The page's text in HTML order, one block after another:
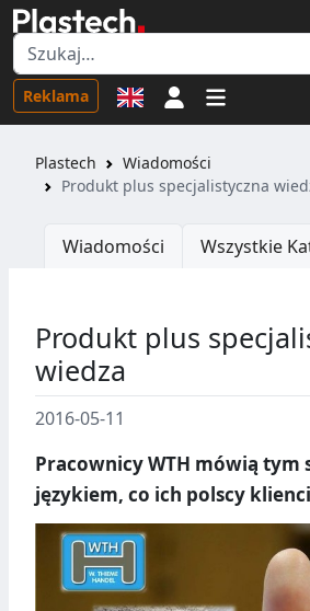
Reklama Logowanie
Plastech
Wiadomości
Produkt plus specjalistyczna
Wiadomości Wszystkie
Produkt plus
wiedza
2016-05-11
Pracownicy WTH mówią tym
językiem, co ich polscy